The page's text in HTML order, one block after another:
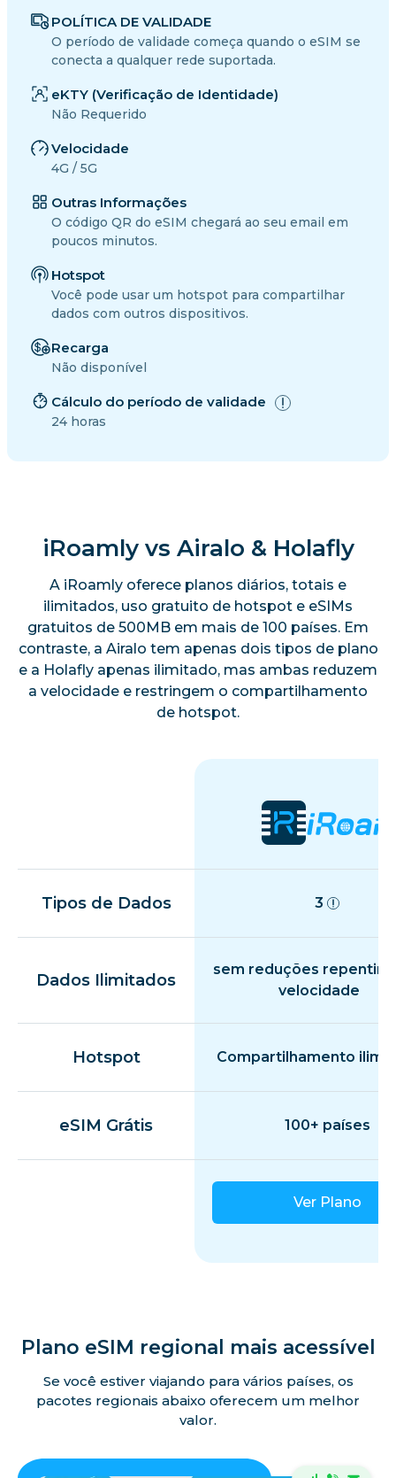
POLÍTICA DE VALIDADE
O período de validade começa quando o eSIM se
conecta a qualquer rede suportada.
eKTY (Verificação de Identidade)
Não Requerido
Velocidade
4G / 5G
Outras Informações
O código QR do eSIM chegará ao seu email em
poucos minutos.
Hotspot
Você pode usar um hotspot para compartilhar
dados com outros dispositivos.
Recarga
Não disponível
Cálculo do período de validade
24 horas
iRoamly vs Airalo & Holafly
A iRoamly oferece planos diários, totais e
ilimitados, uso gratuito de hotspot e eSIMs
gratuitos de 500MB em mais de 100 países. Em
contraste, a Airalo tem apenas dois tipos de plano
e a Holafly apenas ilimitado, mas ambas reduzem
a velocidade e restringem o compartilhamento
de hotspot.
Tipos de Dados 3
Dados Ilimitados
sem reduções
velocidade
Hotspot Compartilhamento
eSIM Grátis 100+ países
Ver Plano
Plano eSIM regional mais acessível
Se você estiver viajando para vários países, os
pacotes regionais abaixo oferecem um melhor
valor.